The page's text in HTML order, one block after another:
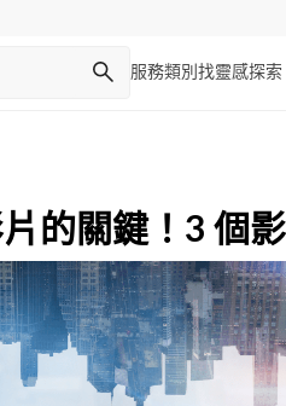
服務類別 找靈感探索
的關鍵！3 個